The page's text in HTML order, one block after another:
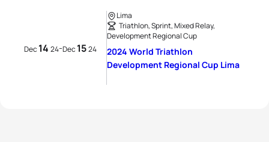
Dec 14 24-Dec 1524
Lima
Triathlon, Sprint, Mixed Relay,
Development Regional Cup
2024 World Triathlon
Development Regional Cup Lima